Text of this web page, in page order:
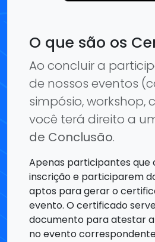
O que são os
Ao concluir a
de nossos eventos
simpósio, workshop,
você terá direito a
de Conclusão.
Apenas participantes que
inscrição e participarem
aptos para gerar o
evento. O certificado
documento para atestar
no evento